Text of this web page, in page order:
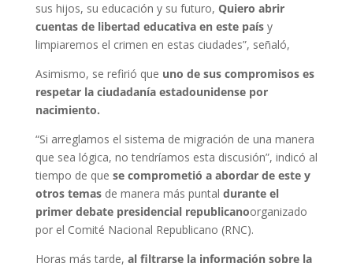
sus hijos, su educación y su futuro, Quiero abrir
cuentas de libertad educativa en este paísy
limpiaremos el crimen en estas ciudades”, señaló,
Asimismo, se refirió que uno de sus compromisos es
respetar la ciudadanía estadounidense por
nacimiento.
“Si arreglamos el sistema de migración de una manera
que sea lógica, no tendríamos esta discusión”, indicó al
tiempo de que se comprometió a abordar de este y
otros temas de manera más puntal durante el
primer debate presidencial republicanoorganizado
por el Comité Nacional Republicano (RNC).
Horas más tarde, al filtrarse la información sobre la